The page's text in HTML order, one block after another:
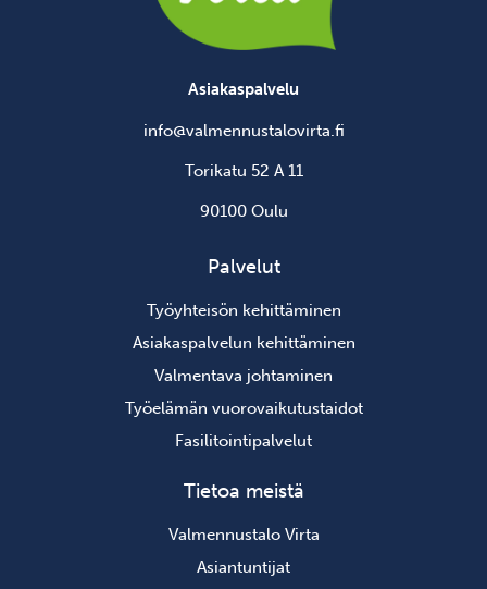
Asiakaspalvelu
info@valmennustalovirta.fi
Torikatu 52 A 11
90100 Oulu
Palvelut
Työyhteisön kehittäminen
Asiakaspalvelun kehittäminen
Valmentava johtaminen
Työelämän vuorovaikutustaidot
Fasilitointipalvelut
Tietoa meistä
Valmennustalo Virta
Asiantuntijat